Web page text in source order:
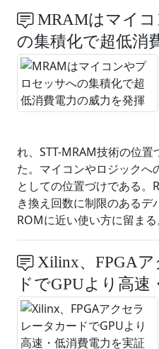
MRAMはマイ
の集積化で超低消
れ、STT-MRAM技術の位
た。マイコンやロジックへ
としての位置づけである。
き換え回数に制限のあるデ
ROMに近い使い方に留ま
Xilinx、FPGAア
ドでGPUより高